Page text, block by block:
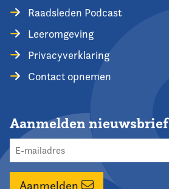
Raadsleden Podcast
Leeromgeving
Privacyverklaring
Contact opnemen
Aanmelden nieuwsbrief
Aanmelden